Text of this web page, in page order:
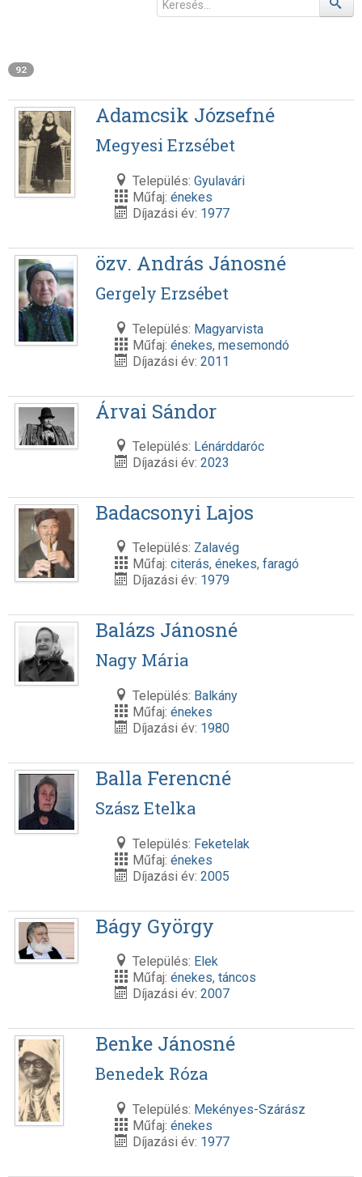
92
Adamcsik Józsefné
Megyesi Erzsébet
Település: Gyulavári
Műfaj: énekes
Díjazási év: 1977
özv. András Jánosné
Gergely Erzsébet
Település: Magyarvista
Műfaj: énekes, mesemondó
Díjazási év: 2011
Árvai Sándor
Település: Lénárddaróc
Díjazási év: 2023
Badacsonyi Lajos
Település: Zalavég
Műfaj: citerás, énekes, faragó
Díjazási év: 1979
Balázs Jánosné
Nagy Mária
Település: Balkány
Műfaj: énekes
Díjazási év: 1980
Balla Ferencné
Szász Etelka
Település: Feketelak
Műfaj: énekes
Díjazási év: 2005
Bágy György
Település: Elek
Műfaj: énekes, táncos
Díjazási év: 2007
Benke Jánosné
Benedek Róza
Település: Mekényes-Szárász
Műfaj: énekes
Díjazási év: 1977